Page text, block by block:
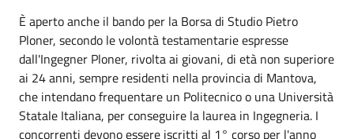
È aperto anche il bando per la Borsa di Studio Pietro
Ploner, secondo le volontà testamentarie espresse
dall'Ingegner Ploner, rivolta ai giovani, di età non superiore
ai 24 anni, sempre residenti nella provincia di Mantova,
che intendano frequentare un Politecnico o una Università
Statale Italiana, per conseguire la laurea in Ingegneria. I
concorrenti devono essere iscritti al 1° corso per l'anno